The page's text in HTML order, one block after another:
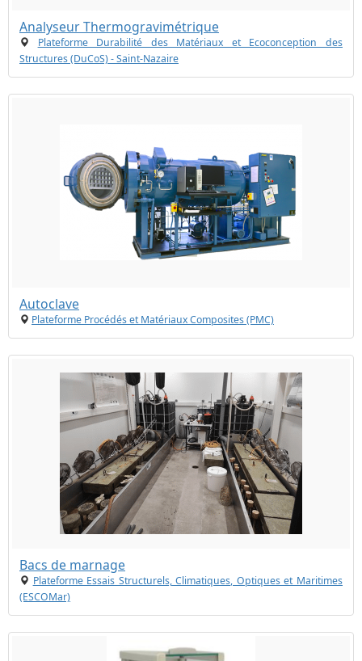
Analyseur Thermogravimétrique
Plateforme Durabilité des Matériaux et Ecoconception des
Structures (DuCoS) - Saint-Nazaire
Autoclave
Plateforme Procédés et Matériaux Composites (PMC)
Bacs de marnage
Plateforme Essais Structurels, Climatiques, Optiques et Maritimes
(ESCOMar)